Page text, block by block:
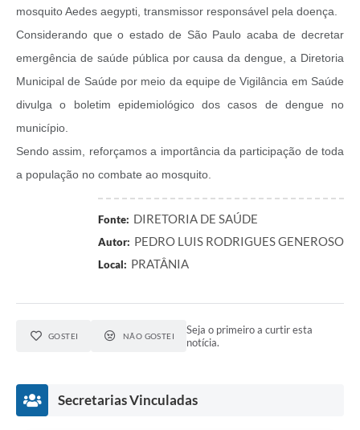
mosquito Aedes aegypti, transmissor responsável pela doença.
Considerando que o estado de São Paulo acaba de decretar
emergência de saúde pública por causa da dengue, a Diretoria
Municipal de Saúde por meio da equipe de Vigilância em Saúde
divulga o boletim epidemiológico dos casos de dengue no
município.
Sendo assim, reforçamos a importância da participação de toda
a população no combate ao mosquito.
Fonte: DIRETORIA DE SAÚDE
Autor: PEDRO LUIS RODRIGUES GENEROSO
Local: PRATÂNIA
GOSTEI NÃO GOSTEI
Seja o primeiro a curtir esta
notícia.
Secretarias Vinculadas